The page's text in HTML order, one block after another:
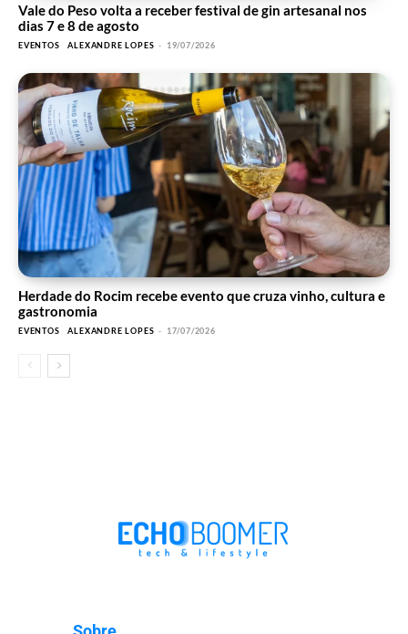
Vale do Peso volta a receber festival de gin artesanal nos
dias 7 e 8 de agosto
EVENTOS ALEXANDRE LOPES - 19/07/2026
Herdade do Rocim recebe evento que cruza vinho, cultura e
gastronomia
EVENTOS ALEXANDRE LOPES - 17/07/2026